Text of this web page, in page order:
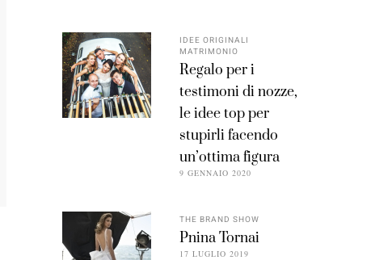
IDEE ORIGINALI
MATRIMONIO
Regalo per i
testimoni di nozze,
le idee top per
stupirli facendo
un’ottima figura
9 GENNAIO 2020
THE BRAND SHOW
Pnina Tornai
17 LUGLIO 2019